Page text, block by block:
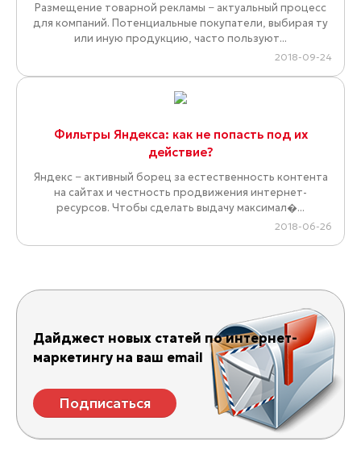
Размещение товарной рекламы − актуальный процесс
для компаний. Потенциальные покупатели, выбирая ту
или иную продукцию, часто пользуют...
2018-09-24
Фильтры Яндекса: как не попасть под их
действие?
Яндекс − активный борец за естественность контента
на сайтах и честность продвижения интернет-
ресурсов. Чтобы сделать выдачу максимал�...
2018-06-26
Дайджест новых статей по интернет-
маркетингу на ваш email
Подписаться